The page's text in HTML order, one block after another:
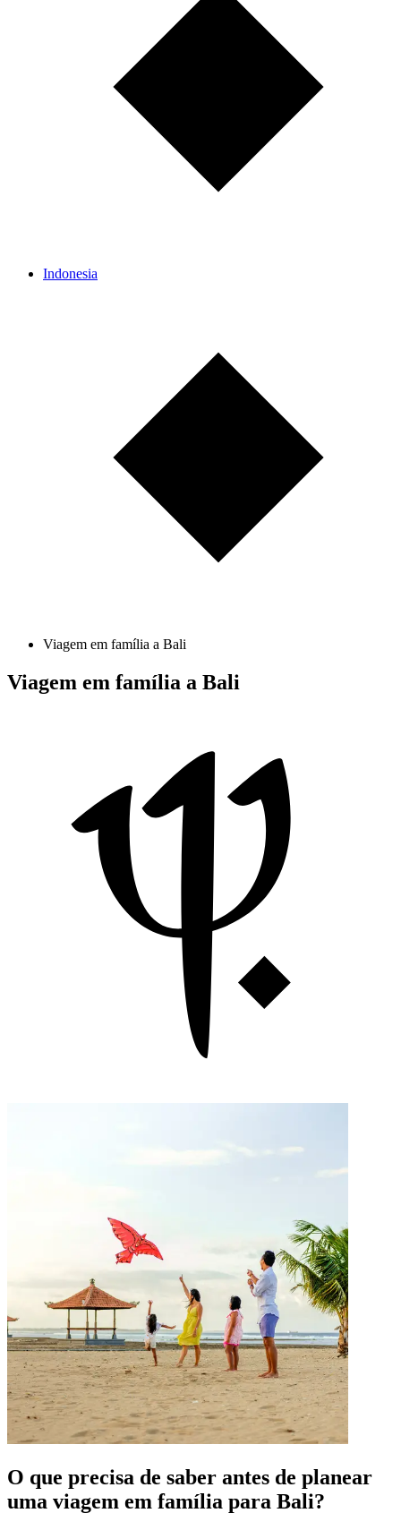
Indonesia
Viagem em família a Bali
Viagem em família a Bali
O que precisa de saber antes de planear
uma viagem em família para Bali?